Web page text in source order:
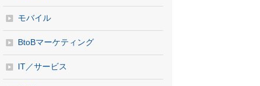
モバイル
BtoBマーケティング
IT／サービス